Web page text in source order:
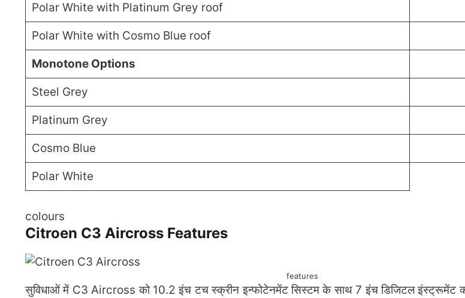
Polar White with Platinum Grey roof
Polar White with Cosmo Blue roof
Monotone Options
Steel Grey
Platinum Grey
Cosmo Blue
Polar White
colours
Citroen C3 Aircross Features
features
सुविधाओं में C3 Aircross को 10.2 इंच टच स्क्रीन इन्फोटेनमेंट सिस्टम के साथ 7 इंच डिजिटल इंस्ट्रूमेंट